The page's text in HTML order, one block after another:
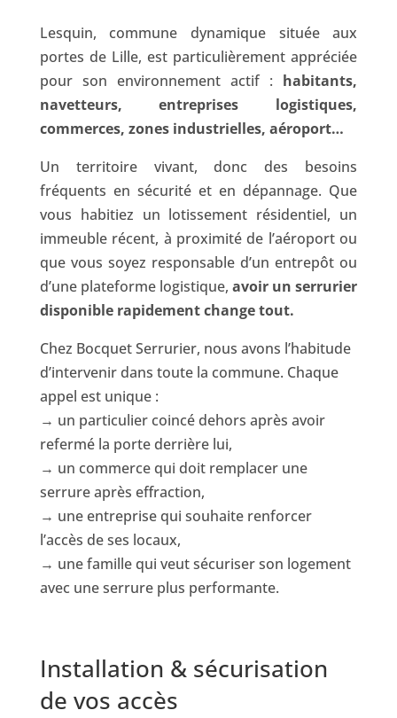
Lesquin, commune dynamique située aux
portes de Lille, est particulièrement appréciée
pour son environnement actif : habitants,
navetteurs, entreprises logistiques,
commerces, zones industrielles, aéroport…
Un territoire vivant, donc des besoins
fréquents en sécurité et en dépannage. Que
vous habitiez un lotissement résidentiel, un
immeuble récent, à proximité de l’aéroport ou
que vous soyez responsable d’un entrepôt ou
d’une plateforme logistique,avoir un serrurier
disponible rapidement change tout.
Chez Bocquet Serrurier, nous avons l’habitude
d’intervenir dans toute la commune. Chaque
appel est unique :
→ un particulier coincé dehors après avoir
refermé la porte derrière lui,
→ un commerce qui doit remplacer une
serrure après effraction,
→ une entreprise qui souhaite renforcer
l’accès de ses locaux,
→ une famille qui veut sécuriser son logement
avec une serrure plus performante.
Installation & sécurisation
de vos accès